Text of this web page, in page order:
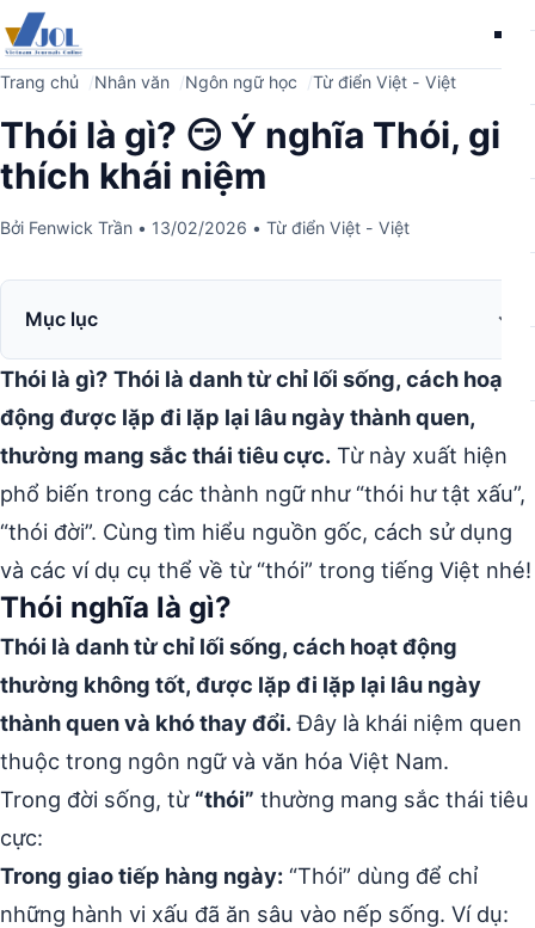
Trang chủ Nhân văn Ngôn ngữ học Từ điển Việt - Việt
Thói là gì? 😏 Ý nghĩa Thói, giải
thích khái niệm
Bởi Fenwick Trần • 13/02/2026 • Từ điển Việt - Việt
Mục lục
Thói là gì? Thói là danh từ chỉ lối sống, cách hoạt
động được lặp đi lặp lại lâu ngày thành quen,
thường mang sắc thái tiêu cực. Từ này xuất hiện
phổ biến trong các thành ngữ như “thói hư tật xấu”,
“thói đời”. Cùng tìm hiểu nguồn gốc, cách sử dụng
và các ví dụ cụ thể về từ “thói” trong tiếng Việt nhé!
Thói nghĩa là gì?
Thói là danh từ chỉ lối sống, cách hoạt động
thường không tốt, được lặp đi lặp lại lâu ngày
thành quen và khó thay đổi.Đây là khái niệm quen
thuộc trong ngôn ngữ và văn hóa Việt Nam.
Trong đời sống, từ “thói” thường mang sắc thái tiêu
cực:
Trong giao tiếp hàng ngày: “Thói” dùng để chỉ
những hành vi xấu đã ăn sâu vào nếp sống. Ví dụ: